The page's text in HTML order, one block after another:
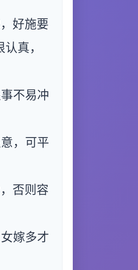
好施要
真，
不易冲
，可平
否则容
嫁多才